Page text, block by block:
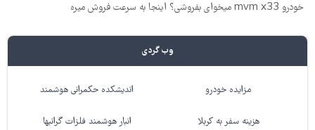
خودرو mvm x33 میخوای بفروشی؟ اینجا به سرعت فروش میره
وب گردی
مزایده خودرو اندیشکده حکمرانی هوشمند
هزینه سفر به کربلا انبار هوشمند فلزات گرانبها